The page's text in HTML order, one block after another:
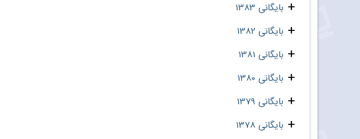
بایگانی 1383
بایگانی 1382
بایگانی 1381
بایگانی 1380
بایگانی 1379
بایگانی 1378